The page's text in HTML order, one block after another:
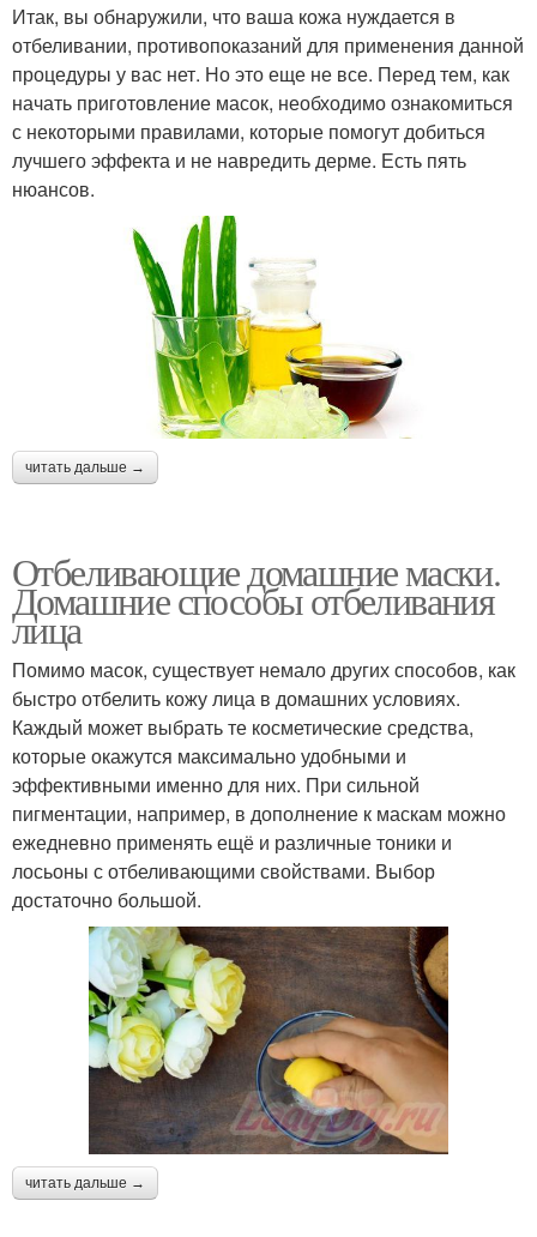
Итак, вы обнаружили, что ваша кожа нуждается в
отбеливании, противопоказаний для применения данной
процедуры у вас нет. Но это еще не все. Перед тем, как
начать приготовление масок, необходимо ознакомиться
с некоторыми правилами, которые помогут добиться
лучшего эффекта и не навредить дерме. Есть пять
нюансов.
читать дальше →
Отбеливающие домашние маски.
Домашние способы отбеливания
лица
Помимо масок, существует немало других способов, как
быстро отбелить кожу лица в домашних условиях.
Каждый может выбрать те косметические средства,
которые окажутся максимально удобными и
эффективными именно для них. При сильной
пигментации, например, в дополнение к маскам можно
ежедневно применять ещё и различные тоники и
лосьоны с отбеливающими свойствами. Выбор
достаточно большой.
читать дальше →